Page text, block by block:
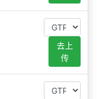
去上
传